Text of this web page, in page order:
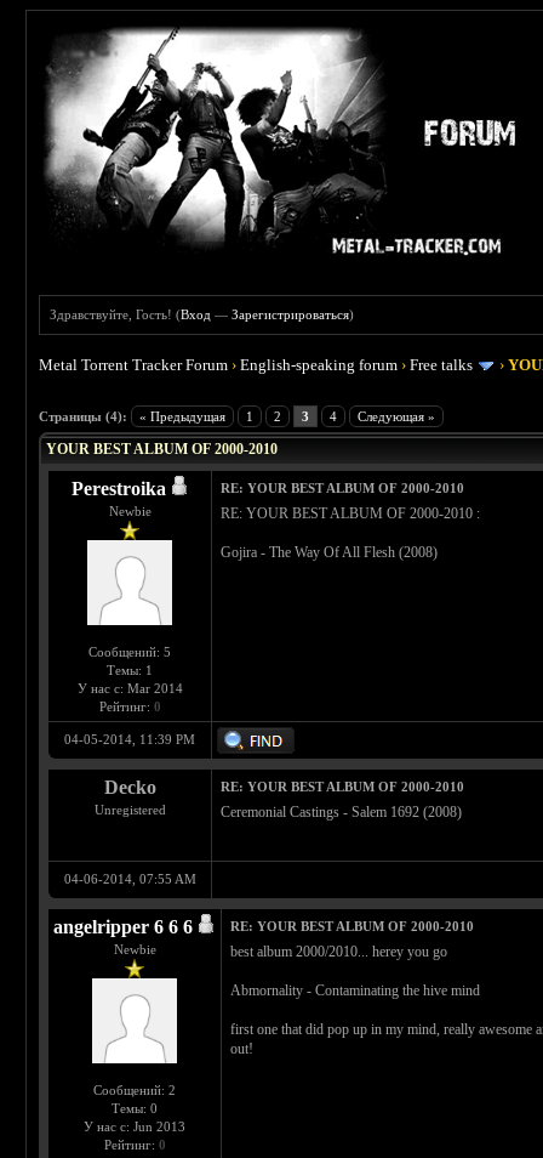
Здравствуйте, Гость! (Вход —Зарегистрироваться)
Metal Torrent Tracker Forum ›English-speaking forum ›Free talks ›
Страницы (4): « Предыдущая 1 2 3 4 Следующая »
YOUR BEST ALBUM OF 2000-2010
Perestroika
Newbie
Сообщений: 5
Темы: 1
У нас с: Mar 2014
Рейтинг: 0
RE: YOUR BEST ALBUM OF 2000-2010
RE: YOUR BEST ALBUM OF 2000-2010 :
Gojira - The Way Of All Flesh (2008)
04-05-2014, 11:39 PM
Decko
Unregistered
RE: YOUR BEST ALBUM OF 2000-2010
Ceremonial Castings - Salem 1692 (2008)
04-06-2014, 07:55 AM
angelripper 6 6 6
Newbie
Сообщений: 2
Темы: 0
У нас с: Jun 2013
Рейтинг: 0
RE: YOUR BEST ALBUM OF 2000-2010
best album 2000/2010... herey you go
Abmornality - Contaminating the hive mind
first one that did pop up in my mind, really awesome
out!